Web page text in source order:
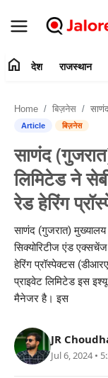
संपर्क करें
देश
राजस्थान
जालोर
खेल
शिक्षा
लाइफस्टाइल
मनोरंजन
home देश राजस्थान
Home बिज़नेस साणंद
Article बिज़नेस
साणंद
लिमिटेड ने
रेड हेरिंग
साणंद (गुजरात) मुख्यालय
सिक्योरिटीज एंड
हेरिंग प्रॉस्पेक्टस
प्राइवेट लिमिटेड इस
मैनेजर है। इस
JR
Jul 6, 2024 •